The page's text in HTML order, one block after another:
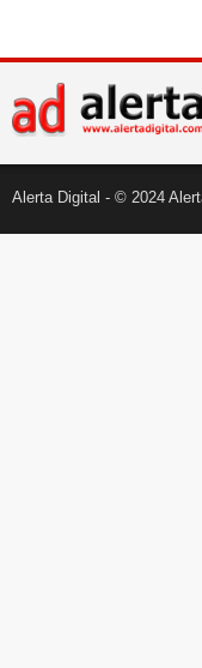
Alerta Digital - © 2024